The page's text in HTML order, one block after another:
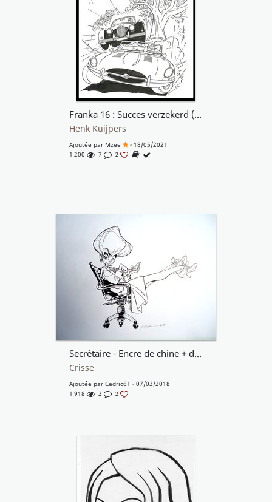
Franka 16 : Succes verzekerd (Cover)
Henk Kuijpers
Ajoutée par Mzee
- 18/05/2021
1 200
7 2
Secrétaire - Encre de chine + dessin préparatoire
Crisse
Ajoutée par Cedric61 - 07/03/2018
1 918
2 2